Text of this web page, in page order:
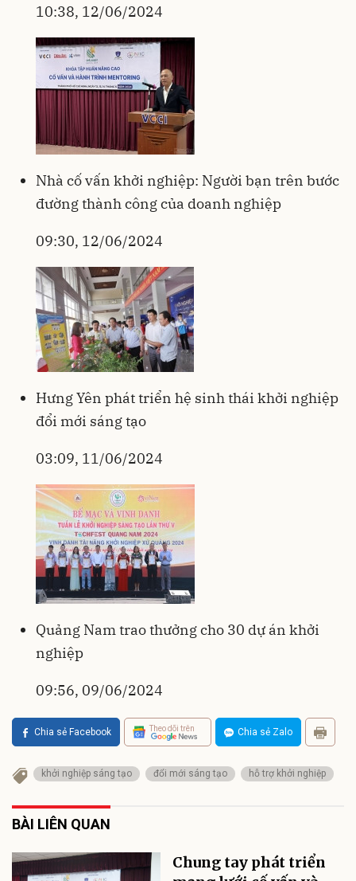
10:38, 12/06/2024
Nhà cố vấn khởi nghiệp: Người bạn trên bước
đường thành công của doanh nghiệp
09:30, 12/06/2024
Hưng Yên phát triển hệ sinh thái khởi nghiệp
đổi mới sáng tạo
03:09, 11/06/2024
Quảng Nam trao thưởng cho 30 dự án khởi
nghiệp
09:56, 09/06/2024
Chia sẻ Facebook Theo dõi trên Chia sẻ Zalo
khởi nghiệp sáng tạo đổi mới sáng tạo hỗ trợ khởi nghiệp
BÀI LIÊN QUAN
Chung tay phát triển